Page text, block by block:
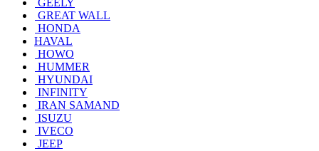
GREAT WALL
HONDA
HAVAL
HOWO
HUMMER
HYUNDAI
INFINITY
IRAN SAMAND
ISUZU
IVECO
JEEP